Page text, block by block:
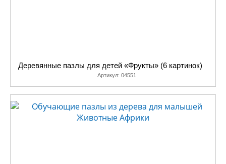
Деревянные пазлы для детей «Фрукты» (6 картинок)
Артикул: 04551